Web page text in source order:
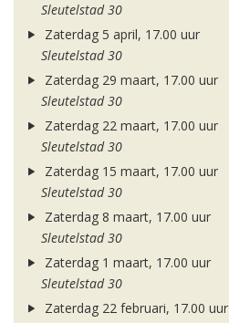
Sleutelstad 30
Zaterdag 5 april, 17.00 uur
Sleutelstad 30
Zaterdag 29 maart, 17.00 uur
Sleutelstad 30
Zaterdag 22 maart, 17.00 uur
Sleutelstad 30
Zaterdag 15 maart, 17.00 uur
Sleutelstad 30
Zaterdag 8 maart, 17.00 uur
Sleutelstad 30
Zaterdag 1 maart, 17.00 uur
Sleutelstad 30
Zaterdag 22 februari, 17.00 uur